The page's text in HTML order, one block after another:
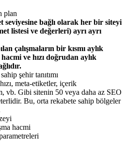
plan
bağlı olarak her bir siteyi
listesi ve değerleri) ayrı ayrı
çalışmaların bir kısmı aylık
ve hızı doğrudan aylık
şehir tanıtımı
meta-etiketler, içerik
vb. Gibi sitenin 50 veya daha az SEO
Bu, orta rekabete sahip bölgeler
hacmi